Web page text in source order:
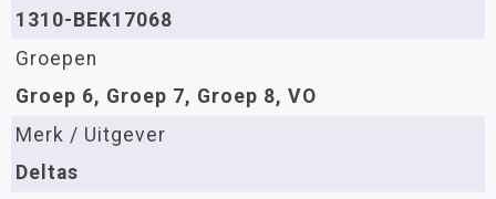
1310-BEK17068
Groepen
Groep 6, Groep 7, Groep 8, VO
Merk / Uitgever
Deltas